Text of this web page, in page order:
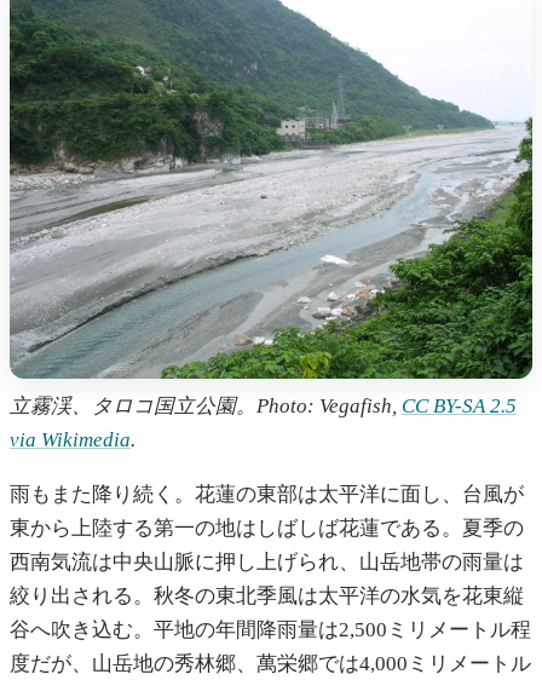
立霧渓、タロコ国立公園。Photo: Vegafish, CC BY-SA 2.5
via Wikimedia.
雨もまた降り続く。花蓮の東部は太平洋に面し、台風が
東から上陸する第一の地はしばしば花蓮である。夏季の
西南気流は中央山脈に押し上げられ、山岳地帯の雨量は
絞り出される。秋冬の東北季風は太平洋の水気を花東縦
谷へ吹き込む。平地の年間降雨量は2,500ミリメートル程
度だが、山岳地の秀林郷、萬栄郷では4,000ミリメートル